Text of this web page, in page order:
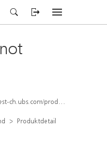
detail/index/isin/CH1573398273
Produktdetail